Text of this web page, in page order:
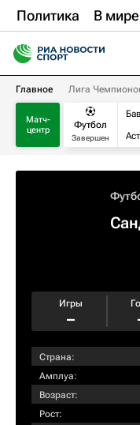
Политика В мире
Главное Лига
Матч-
центр
Футбол
Завершен
Игры
–
Страна:
Амплуа:
Возраст:
Рост: